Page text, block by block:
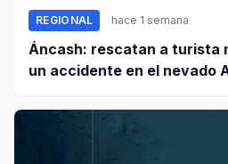
REGIONAL hace 1 semana
Áncash: rescatan a turista
un accidente en el nevado